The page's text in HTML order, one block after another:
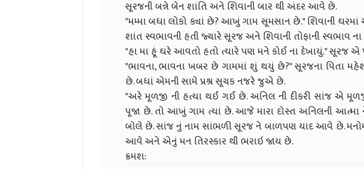
સૂરજની બન્ને બેન શાંતિ અને શિવાની બાર થી અંદર આવે છે.
"મમ્મા બધા લોકો ક્યાં છે? આખું ગામ સૂમસાન છે." શિવાની
શાંત સ્વભાવની હતી જ્યારે સૂરજ અને શિવાની તોફાની સ્વભાવ ના
"હા મા હૂં ઘરે આવતો હતો ત્યારે પણ મને કોઈ ના દેખાયું." સૂરજ એ
"ભાવના, ભાવના ખબર છે ગામમાં શું થયું છે?" સૂરજના પિતા
છે. બધાં એમની સામે પ્રશ્ર સૂચક નજરે જુએ છે.
"અરે મૂળજી ની હત્યા થઈ ગઈ છે. અનિલ ની દીકરી સાંજ એ
પૂજા છે. તો આખું ગામ ત્યાં છે. આજે મારા દોસ્ત અનિલની
બોલે છે. સાંજ નું નામ સાંભળી સૂરજ ને બાળપણ યાદ આવે છે.
આવે અને એનું મન તિરસ્કાર થી ભરાઇ જાય છે.
ક્રમશ: